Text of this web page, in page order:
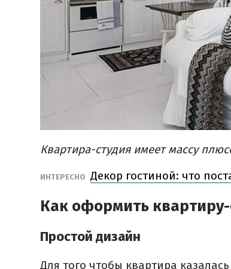
Квартира-студия имеет массу
ИНТЕРЕСНО Декор гостиной: что
Как оформить
Простой дизайн
Для того чтобы квартира